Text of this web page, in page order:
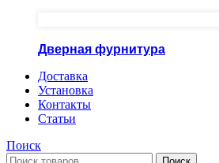
Дверная фурнитура
Доставка
Установка
Контакты
Статьи
Поиск